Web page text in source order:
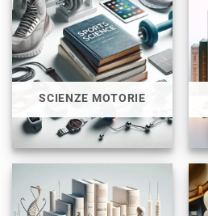
SCIENZE MOTORIE